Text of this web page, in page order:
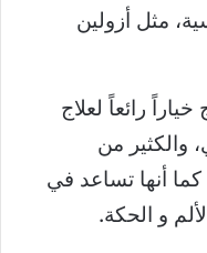
مثل أزولين
رائعاً لعلاج
من
كما أنها تساعد في
و الحكة.